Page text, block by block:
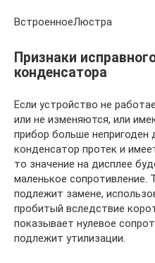
ВстроенноеЛюстра
Признаки
конденсатора
Если устройство не
или не изменяются, или
прибор больше непригоден
конденсатор протек и
то значение на дисплее
маленькое сопротивление.
подлежит замене,
пробитый вследствие
показывает нулевое
подлежит утилизации.